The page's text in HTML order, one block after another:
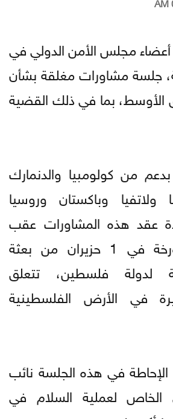
مجلس الأمن الدولي في
جلسة مشاورات مغلقة بشأن
الأوسط، بما في ذلك القضية
من كولومبيا والدنمارك
ولاتفيا وباكستان وروسيا
عقد هذه المشاورات عقب
تلقي رسالة مؤرخة في 1 حزيران من بعثة
لدولة فلسطين، تتعلق
في الأرض الفلسطينية
في هذه الجلسة نائب
الخاص لعملية السلام في